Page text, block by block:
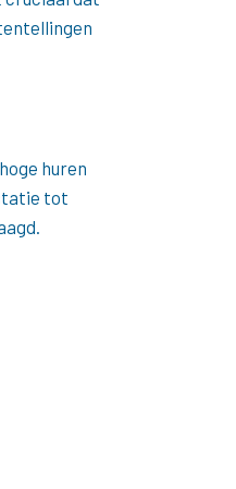
huren
tot